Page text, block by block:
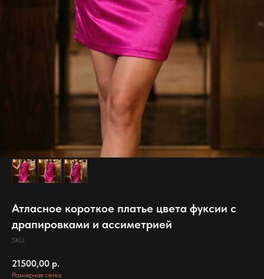
Атласное короткое платье цвета фуксии с
драпировками и ассиметрией
SKU:
21500,00 р.
Размерная сетка